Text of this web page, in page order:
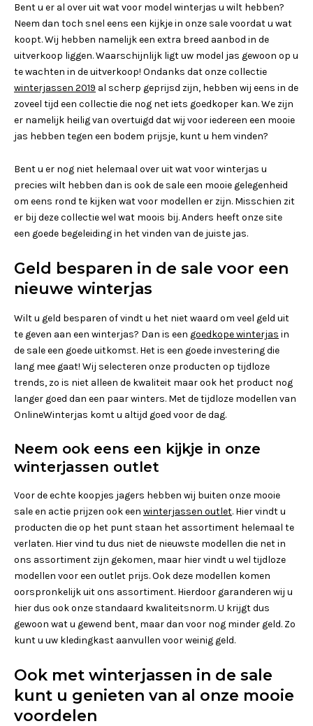
Bent u er al over uit wat voor model winterjas u wilt hebben?
Neem dan toch snel eens een kijkje in onze sale voordat u wat
koopt. Wij hebben namelijk een extra breed aanbod in de
uitverkoop liggen. Waarschijnlijk ligt uw model jas gewoon op u
te wachten in de uitverkoop! Ondanks dat onze collectie
winterjassen 2019 al scherp geprijsd zijn, hebben wij eens in de
zoveel tijd een collectie die nog net iets goedkoper kan. We zijn
er namelijk heilig van overtuigd dat wij voor iedereen een mooie
jas hebben tegen een bodem prijsje, kunt u hem vinden?
Bent u er nog niet helemaal over uit wat voor winterjas u
precies wilt hebben dan is ook de sale een mooie gelegenheid
om eens rond te kijken wat voor modellen er zijn. Misschien zit
er bij deze collectie wel wat moois bij. Anders heeft onze site
een goede begeleiding in het vinden van de juiste jas.
Geld besparen in de sale voor een
nieuwe winterjas
Wilt u geld besparen of vindt u het niet waard om veel geld uit
te geven aan een winterjas? Dan is een goedkope winterjas in
de sale een goede uitkomst. Het is een goede investering die
lang mee gaat! Wij selecteren onze producten op tijdloze
trends, zo is niet alleen de kwaliteit maar ook het product nog
langer goed dan een paar winters. Met de tijdloze modellen van
OnlineWinterjas komt u altijd goed voor de dag.
Neem ook eens een kijkje in onze
winterjassen outlet
Voor de echte koopjes jagers hebben wij buiten onze mooie
sale en actie prijzen ook een winterjassen outlet. Hier vindt u
producten die op het punt staan het assortiment helemaal te
verlaten. Hier vind tu dus niet de nieuwste modellen die net in
ons assortiment zijn gekomen, maar hier vindt u wel tijdloze
modellen voor een outlet prijs. Ook deze modellen komen
oorspronkelijk uit ons assortiment. Hierdoor garanderen wij u
hier dus ook onze standaard kwaliteitsnorm. U krijgt dus
gewoon wat u gewend bent, maar dan voor nog minder geld. Zo
kunt u uw kledingkast aanvullen voor weinig geld.
Ook met winterjassen in de sale
kunt u genieten van al onze mooie
voordelen